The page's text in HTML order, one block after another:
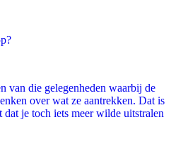
van die gelegenheden waarbij de
over wat ze aantrekken. Dat is
je toch iets meer wilde uitstralen